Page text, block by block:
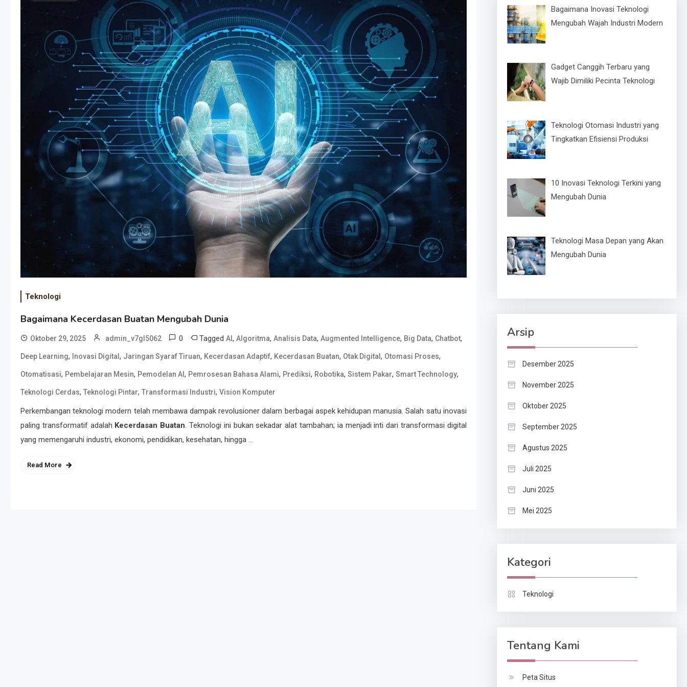
Teknologi
Bagaimana Kecerdasan Buatan Mengubah Dunia
Oktober 29, 2025 admin_v7gl5062 0 Tagged AI , Algoritma, Analisis Data, Augmented Intelligence, Big Data, Chatbot,
Deep Learning, Inovasi Digital , Jaringan Syaraf Tiruan, Kecerdasan Adaptif, Kecerdasan Buatan, Otak Digital , Otomasi Proses,
Otomatisasi, Pembelajaran Mesin, Pemodelan AI , Pemrosesan Bahasa Alami, Prediksi, Robotika, Sistem Pakar, Smart Technology,
Teknologi Cerdas, Teknologi Pintar, Transformasi Industri, Vision Komputer
Perkembangan teknologi modern telah membawa dampak revolusioner dalam berbagai aspek kehidupan manusia. Salah satu inovasi
paling transformatif adalah Kecerdasan Buatan. Teknologi ini bukan sekadar alat tambahan; ia menjadi inti dari transformasi digital
yang memengaruhi industri, ekonomi, pendidikan, kesehatan, hingga …
Read More
Bagaimana Inovasi Teknologi
Mengubah Wajah Industri Modern
Gadget Canggih Terbaru yang
Wajib Dimiliki Pecinta Teknologi
Teknologi Otomasi Industri yang
Tingkatkan Efisiensi Produksi
10 Inovasi Teknologi Terkini yang
Mengubah Dunia
Teknologi Masa Depan yang Akan
Mengubah Dunia
Arsip
Desember 2025
November 2025
Oktober 2025
September 2025
Agustus 2025
Juli 2025
Juni 2025
Mei 2025
Kategori
Teknologi
Tentang Kami
Peta Situs